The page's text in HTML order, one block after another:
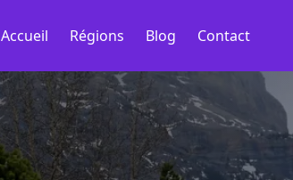
Accueil Régions Blog Contact